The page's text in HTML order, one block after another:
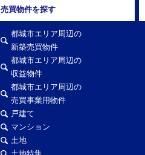
売買物件を探す
都城市エリア周辺の
新築売買物件
都城市エリア周辺の
収益物件
都城市エリア周辺の
売買事業用物件
戸建て
マンション
土地